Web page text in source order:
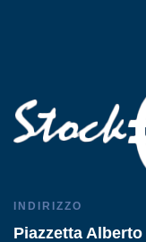
INDIRIZZO
Piazzetta